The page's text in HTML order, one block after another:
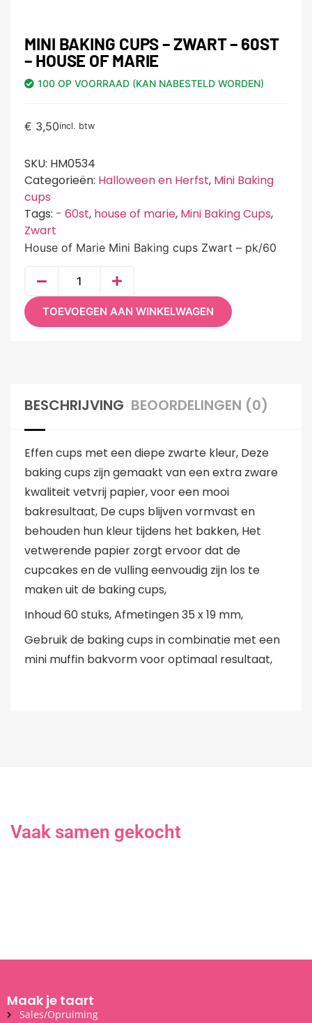
MINI BAKING CUPS – ZWART – 60ST
– HOUSE OF MARIE
100 OP VOORRAAD (KAN NABESTELD WORDEN)
€ 3,50incl. btw
SKU: HM0534
Categorieën: Halloween en Herfst, Mini Baking
cups
Tags: - 60st, house of marie, Mini Baking Cups,
Zwart
House of Marie Mini Baking cups Zwart – pk/60
TOEVOEGEN AAN WINKELWAGEN
BESCHRIJVING BEOORDELINGEN (0)
Effen cups met een diepe zwarte kleur, Deze
baking cups zijn gemaakt van een extra zware
kwaliteit vetvrij papier, voor een mooi
bakresultaat, De cups blijven vormvast en
behouden hun kleur tijdens het bakken, Het
vetwerende papier zorgt ervoor dat de
cupcakes en de vulling eenvoudig zijn los te
maken uit de baking cups,
Inhoud 60 stuks, Afmetingen 35 x 19 mm,
Gebruik de baking cups in combinatie met een
mini muffin bakvorm voor optimaal resultaat,
Vaak samen gekocht
Maak je taart
Sales/Opruiming